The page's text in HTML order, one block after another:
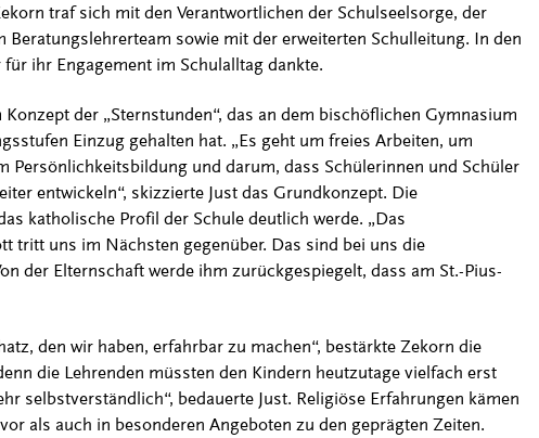
traf sich mit den Verantwortlichen der Schulseelsorge, der
sowie mit der erweiterten Schulleitung. In den
ihr Engagement im Schulalltag dankte.
der „Sternstunden“, das an dem bischöflichen Gymnasium
Einzug gehalten hat. „Es geht um freies Arbeiten, um
Persönlichkeitsbildung und darum, dass Schülerinnen und Schüler
entwickeln“, skizzierte Just das Grundkonzept. Die
katholische Profil der Schule deutlich werde. „Das
tritt uns im Nächsten gegenüber. Das sind bei uns die
der Elternschaft werde ihm zurückgespiegelt, dass am St.-Pius-
den wir haben, erfahrbar zu machen“, bestärkte Zekorn die
die Lehrenden müssten den Kindern heutzutage vielfach erst
selbstverständlich“, bedauerte Just. Religiöse Erfahrungen kämen
als auch in besonderen Angeboten zu den geprägten Zeiten.